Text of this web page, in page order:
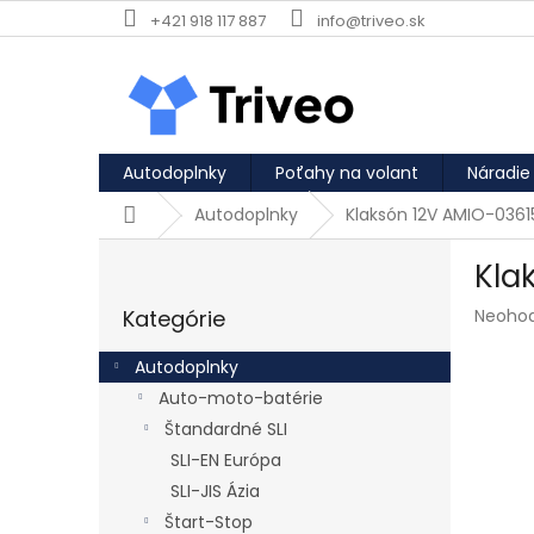
Prejsť na obsah +421 918 117 887 info@triveo.sk
Autodoplnky Poťahy na volant
DomovAutodoplnky Klaksón 12V AMIO-
Kategórie
Autodoplnky
Auto-moto-batérie
Štandardné SLI
SLI-EN Európa
SLI-JIS Ázia
Štart-Stop